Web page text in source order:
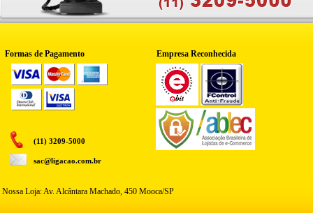
Formas de Pagamento Empresa Reconhecida
(11) 3209-5000
sac@ligacao.com.br
Nossa Loja: Av. Alcântara Machado, 450 Mooca/SP